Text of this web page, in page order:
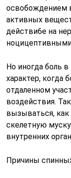
освобождением
активных
действи6е на
Но иногда боль
характер, когда
отдаленном
воздействия.
вызываться,
скелетную
внутренних
Причины